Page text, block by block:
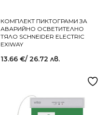
КОМПЛЕКТ ПИКТОГРАМИ ЗА
АВАРИЙНО ОСВЕТИТЕЛНО
ТЯЛО SCHNEIDER ELECTRIC
EXIWAY
13.66 €/ 26.72 лв.